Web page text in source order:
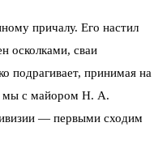
причалу. Его настил
осколками, сваи
подрагивает, принимая на
мы с майором Н. А.
— первыми сходим